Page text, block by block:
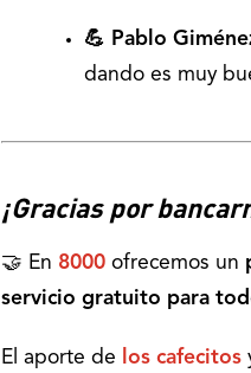
💪 Pablo
dando es muy
¡Gracias por
🤝 En 8000 ofrecemos un
servicio gratuito para
El aporte de los cafecitos